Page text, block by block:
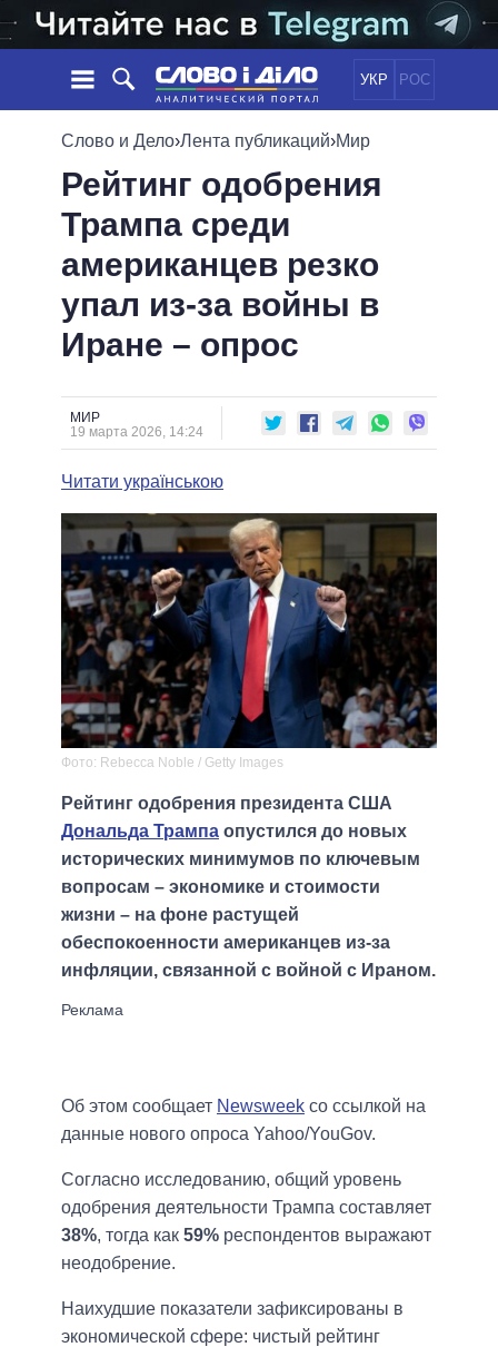
УКР РОС
НОВОСТИ
ЛЕНТА
СОБЫТИЯ
СТАТЬИ
МНЕНИЯ
ОБЗОРЫ
ДАЙДЖЕСТЫ
ПОЛИТИКА
ЭКОНОМИКА
ОБЩЕСТВО
МИР
ОБЕЩАНИЯ
ПОЛИТИКИ
ВСЕ ПОЛИТИКИ
ПРЕЗИДЕНТ И ОФИС
ВЕРХОВНАЯ РАДА
ГЛАВЫ ОБЛАДМИНИСТРАЦИЙ
МЭРЫ
ВСЕ ПЕРСОНЫ
ИНФОГРАФИКА
ВИДЕО
СРАВНЕНИЕ ПОЛИТИКОВ
Слово и Дело›Лента публикаций›Мир
Рейтинг одобрения
Трампа среди
американцев резко
упал из-за войны в
Иране – опрос
МИР
19 марта 2026, 14:24
Читати українською
Фото: Rebecca Noble / Getty Images
Рейтинг одобрения президента США
Дональда Трампа опустился до новых
исторических минимумов по ключевым
вопросам – экономике и стоимости
жизни – на фоне растущей
обеспокоенности американцев из-за
инфляции, связанной с войной с Ираном.
Об этом сообщает Newsweek со ссылкой на
данные нового опроса Yahoo/YouGov.
Согласно исследованию, общий уровень
одобрения деятельности Трампа составляет
38%, тогда как 59% респондентов выражают
неодобрение.
Наихудшие показатели зафиксированы в
экономической сфере: чистый рейтинг